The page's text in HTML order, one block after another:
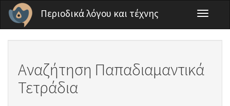
Παράκαμψη προς το κυρίως περιεχόμενο
Περιοδικά λόγου και τέχνης
Toggle
Αναζήτηση Παπαδιαμαντικά
Τετράδια